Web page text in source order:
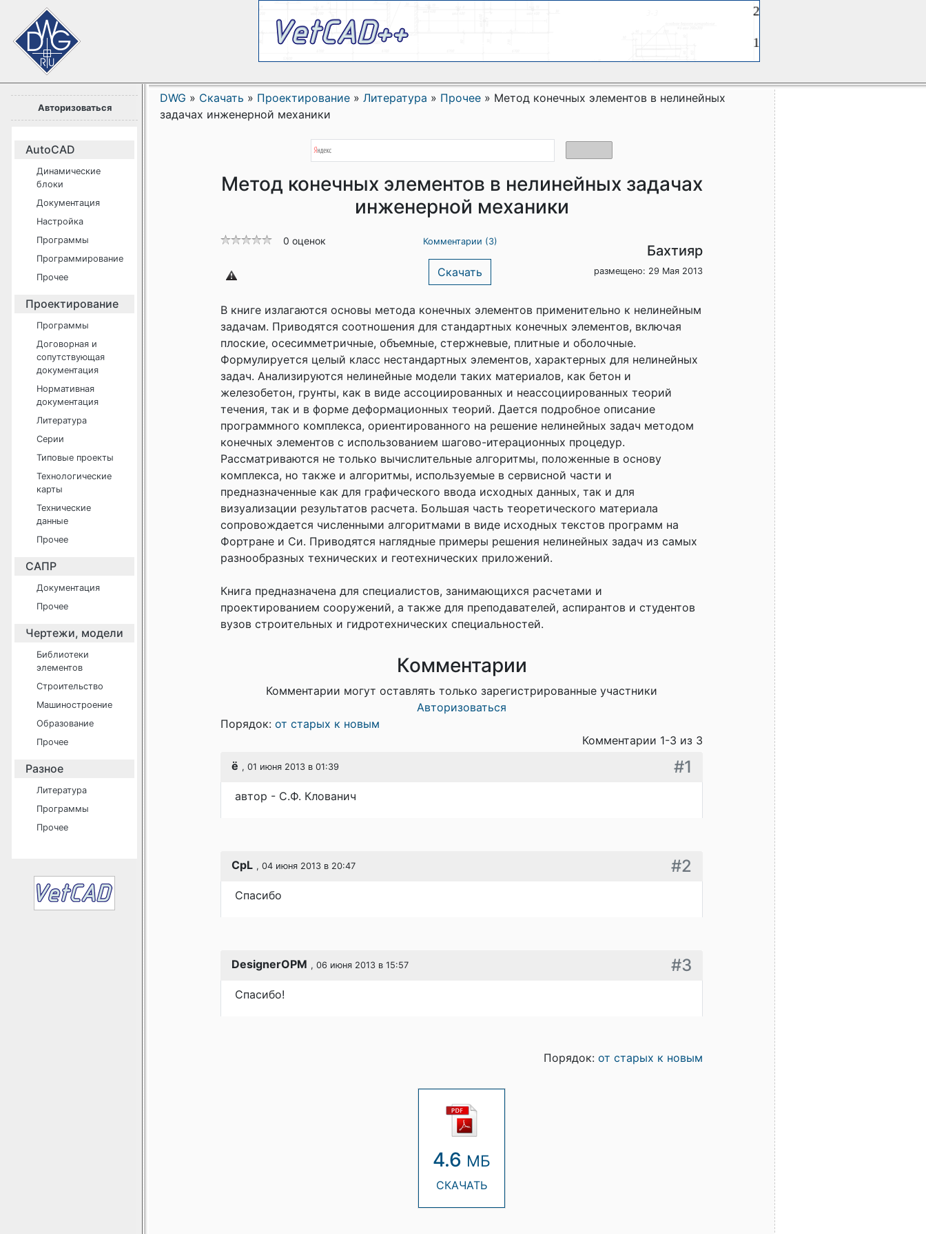
Авторизоваться
AutoCAD
Динамические
блоки
Документация
Настройка
Программы
Программирование
Прочее
Проектирование
Программы
Договорная и
сопутствующая
документация
Нормативная
документация
Литература
Серии
Типовые проекты
Технологические
карты
Технические
данные
Прочее
САПР
Документация
Прочее
Чертежи, модели
Библиотеки
элементов
Строительство
Машиностроение
Образование
Прочее
Разное
Литература
Программы
Прочее
DWG » Скачать » Проектирование » Литература » Прочее » Метод конечных элементов в нелинейных
задачах инженерной механики
Метод конечных элементов в нелинейных задачах
инженерной механики
0 оценок Комментарии (3)
Скачать
Бахтияр
размещено: 29 Мая 2013
В книге излагаются основы метода конечных элементов применительно к нелинейным
задачам. Приводятся соотношения для стандартных конечных элементов, включая
плоские, осесимметричные, объемные, стержневые, плитные и оболочные.
Формулируется целый класс нестандартных элементов, характерных для нелинейных
задач. Анализируются нелинейные модели таких материалов, как бетон и
железобетон, грунты, как в виде ассоциированных и неассоциированных теорий
течения, так и в форме деформационных теорий. Дается подробное описание
программного комплекса, ориентированного на решение нелинейных задач методом
конечных элементов с использованием шагово-итерационных процедур.
Рассматриваются не только вычислительные алгоритмы, положенные в основу
комплекса, но также и алгоритмы, используемые в сервисной части и
предназначенные как для графического ввода исходных данных, так и для
визуализации результатов расчета. Большая часть теоретического материала
сопровождается численными алгоритмами в виде исходных текстов программ на
Фортране и Си. Приводятся наглядные примеры решения нелинейных задач из самых
разнообразных технических и геотехнических приложений.
Книга предназначена для специалистов, занимающихся расчетами и
проектированием сооружений, а также для преподавателей, аспирантов и студентов
вузов строительных и гидротехнических специальностей.
Комментарии
Комментарии могут оставлять только зарегистрированные участники
Авторизоваться
Порядок: от старых к новым
Комментарии 1-3 из 3
ё , 01 июня 2013 в 01:39 #1
автор - С.Ф. Клованич
CpL , 04 июня 2013 в 20:47 #2
Спасибо
DesignerOPM , 06 июня 2013 в 15:57 #3
Спасибо!
Порядок: от старых к новым
4.6 МБ
СКАЧАТЬ